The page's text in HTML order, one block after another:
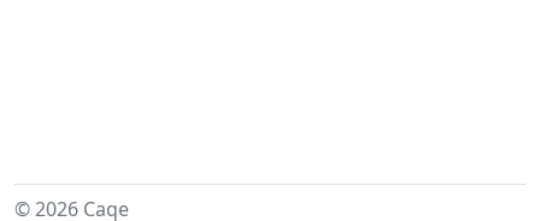
© 2026 Caqe